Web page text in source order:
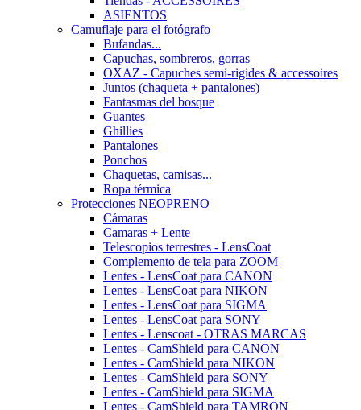
ASIENTOS
Camuflaje para el fotógrafo
Bufandas...
Capuchas, sombreros, gorras
OXAZ - Capuches semi-rigides & accessoires
Juntos (chaqueta + pantalones)
Fantasmas del bosque
Guantes
Ghillies
Pantalones
Ponchos
Chaquetas, camisas...
Ropa térmica
Protecciones NEOPRENO
Cámaras
Camaras + Lente
Telescopios terrestres - LensCoat
Complemento de tela para ZOOM
Lentes - LensCoat para CANON
Lentes - LensCoat para NIKON
Lentes - LensCoat para SIGMA
Lentes - LensCoat para SONY
Lentes - Lenscoat - OTRAS MARCAS
Lentes - CamShield para CANON
Lentes - CamShield para NIKON
Lentes - CamShield para SONY
Lentes - CamShield para SIGMA
Lentes - CamShield para TAMRON